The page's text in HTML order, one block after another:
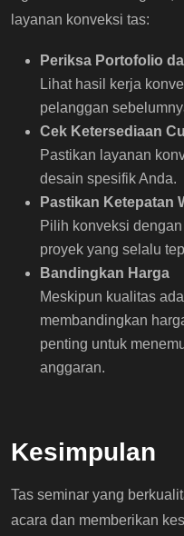
layanan konveksi tas:
Periksa Portofolio
Lihat hasil kerja
pelanggan
Cek Ketersediaan
Pastikan layanan
desain spesifik Anda.
Pastikan Ketepatan
Pilih konveksi
proyek yang selalu
Bandingkan Harga
Meskipun kualitas
membandingkan
penting untuk
anggaran.
Kesimpulan
Tas seminar yang
acara dan memberikan